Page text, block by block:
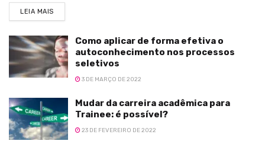
LEIA MAIS
Como aplicar de forma efetiva o
autoconhecimento nos processos
seletivos
3 DE MARÇO DE 2022
Mudar da carreira acadêmica para
Trainee: é possível?
23 DE FEVEREIRO DE 2022